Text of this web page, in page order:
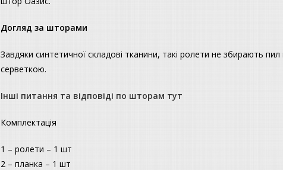
Догляд за шторами
Завдяки синтетичної складові тканини, такі ролети не збирають
серветкою.
Інші питання та відповіді по шторам тут
Комплектація
1 – ролети – 1 шт
2 – планка – 1 шт